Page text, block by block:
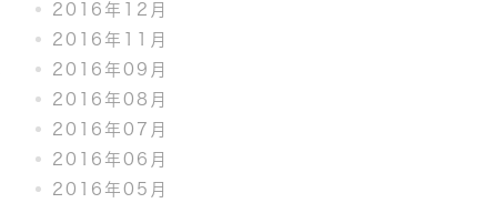
2016年12月
2016年11月
2016年09月
2016年08月
2016年07月
2016年06月
2016年05月